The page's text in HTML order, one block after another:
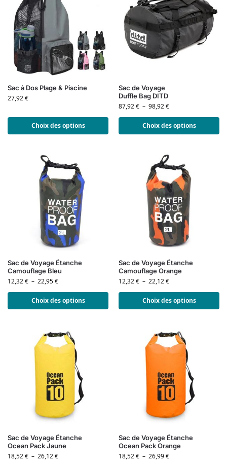
Sac à Dos Plage & Piscine
27,92€
Choix des options
Sac de Voyage
Duffle Bag DITD
87,92€ – 98,92€
Choix des options
Sac de Voyage Étanche
Camouflage Bleu
12,32€ – 22,95€
Choix des options
Sac de Voyage Étanche
Camouflage Orange
12,32€ – 22,12€
Choix des options
Sac de Voyage Étanche
Ocean Pack Jaune
18,52€ – 26,12€
Sac de Voyage Étanche
Ocean Pack Orange
18,52€ – 26,99€